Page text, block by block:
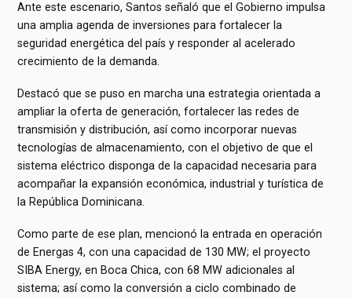
Ante este escenario, Santos señaló que el Gobierno impulsa
una amplia agenda de inversiones para fortalecer la
seguridad energética del país y responder al acelerado
crecimiento de la demanda.
Destacó que se puso en marcha una estrategia orientada a
ampliar la oferta de generación, fortalecer las redes de
transmisión y distribución, así como incorporar nuevas
tecnologías de almacenamiento, con el objetivo de que el
sistema eléctrico disponga de la capacidad necesaria para
acompañar la expansión económica, industrial y turística de
la República Dominicana.
Como parte de ese plan, mencionó la entrada en operación
de Energas 4, con una capacidad de 130 MW; el proyecto
SIBA Energy, en Boca Chica, con 68 MW adicionales al
sistema; así como la conversión a ciclo combinado de